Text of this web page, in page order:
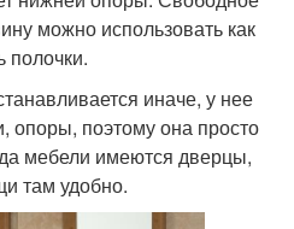
можно использовать как
полочки.
иначе, у нее
опоры, поэтому она просто
мебели имеются дверцы,
там удобно.